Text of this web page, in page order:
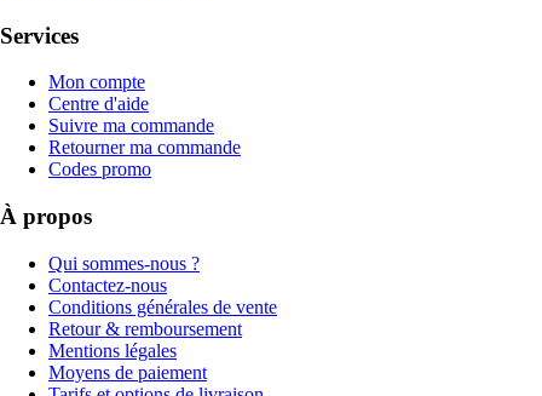
Services
Mon compte
Centre d'aide
Suivre ma commande
Retourner ma commande
Codes promo
À propos
Qui sommes-nous ?
Contactez-nous
Conditions générales de vente
Retour & remboursement
Mentions légales
Moyens de paiement